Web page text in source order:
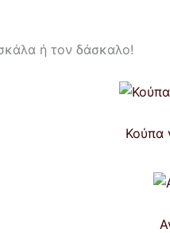
ή τον δάσκαλο!
Κούπα